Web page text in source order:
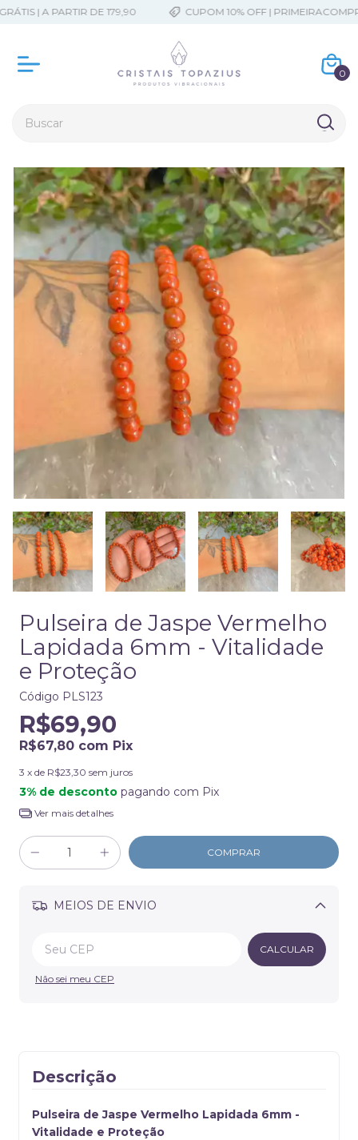
| A PARTIR DE 179,90 CUPOM 10% OFF | PRIMEIRACOMPRA
0
Pulseira de Jaspe Vermelho
Lapidada 6mm - Vitalidade
e Proteção
Código PLS123
R$69,90
R$67,80 com Pix
3 x de R$23,30 sem juros
3% de desconto pagando com Pix
Ver mais detalhes
MEIOS DE ENVIO
Alterar CEP
CALCULAR
Não sei meu CEP
Descrição
Pulseira deJaspe Vermelho Lapidada 6mm -
Vitalidade e Proteção